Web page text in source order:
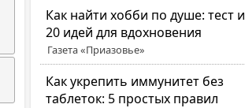
Как найти хобби по душе: тест и
20 идей для вдохновения
Газета «Приазовье»
Как укрепить иммунитет без
таблеток: 5 простых правил